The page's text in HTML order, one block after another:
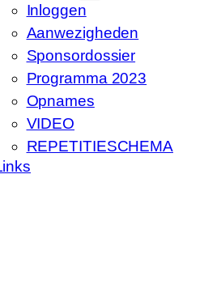
Inloggen
Aanwezigheden
Sponsordossier
Programma 2023
Opnames
VIDEO
REPETITIESCHEMA